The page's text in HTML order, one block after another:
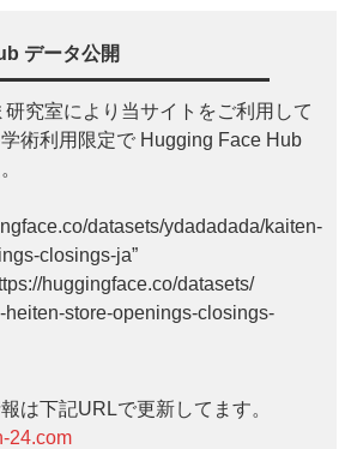
データ公開
究室により当サイトをご利用して
術利用限定で Hugging Face Hub
datasets/ydadadada/kaiten-
closings-ja”
huggingface.co/datasets/
store-openings-closings-
は下記URLで更新してます。
24.com